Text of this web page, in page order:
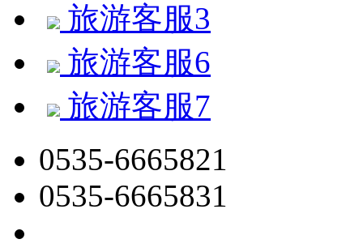
旅游客服3
旅游客服6
旅游客服7
0535-6665821
0535-6665831